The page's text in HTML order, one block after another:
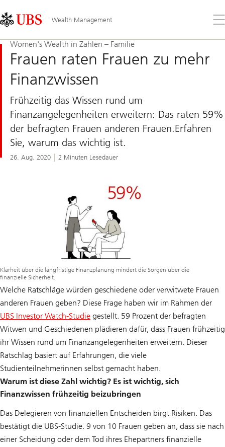
Links
Area
Wealth Management
Sie
Women's Wealth in Zahlen – Familie
Frauen raten Frauen zu mehr
Finanzwissen
Frühzeitig das Wissen rund um
Finanzangelegenheiten erweitern: Das raten 59%
der befragten Frauen anderen Frauen.Erfahren
Sie, warum das wichtig ist.
26. Aug. 2020 2 Minuten Lesedauer
Klarheit über die langfristige Finanzplanung mindert die Sorgen über die
finanzielle Sicherheit.
Welche Ratschläge würden geschiedene oder verwitwete Frauen
anderen Frauen geben? Diese Frage haben wir im Rahmen der
UBS Investor Watch-Studie gestellt. 59 Prozent der befragten
Witwen und Geschiedenen plädieren dafür, dass Frauen frühzeitig
ihr Wissen rund um Finanzangelegenheiten erweitern. Dieser
Ratschlag basiert auf Erfahrungen, die viele
Studienteilnehmerinnen selbst gemacht haben.
Warum ist diese Zahl wichtig? Es ist wichtig, sich
Finanzwissen frühzeitig beizubringen
Das Delegieren von finanziellen Entscheiden birgt Risiken. Das
bestätigt die UBS-Studie. 9 von 10 Frauen geben an, dass sie nach
einer Scheidung oder dem Tod ihres Ehepartners finanzielle